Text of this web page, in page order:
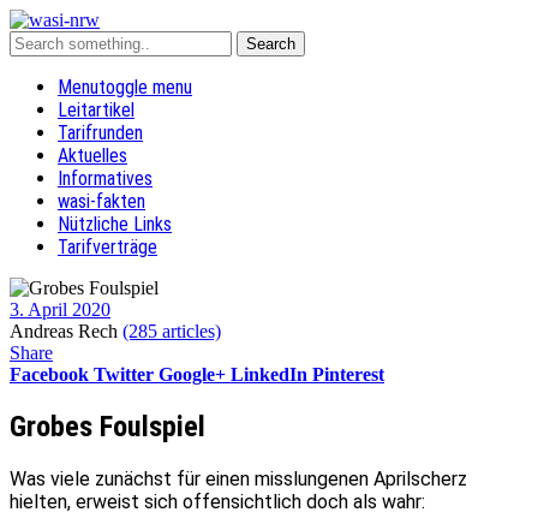
Menutoggle menu
Leitartikel
Tarifrunden
Aktuelles
Informatives
wasi-fakten
Nützliche Links
Tarifverträge
3. April 2020
Andreas Rech (285 articles)
Share
Facebook Twitter Google+ LinkedIn Pinterest
Grobes Foulspiel
Was viele zunächst für einen misslungenen Aprilscherz
hielten, erweist sich offensichtlich doch als wahr: